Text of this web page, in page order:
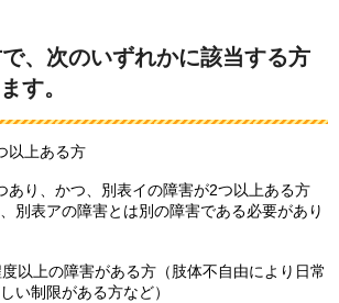
、次のいずれかに該当する方
す。
以上ある方
あり、かつ、別表イの障害が2つ以上ある方
、別表アの障害とは別の障害である必要があり
度以上の障害がある方（肢体不自由により日常
い制限がある方など）